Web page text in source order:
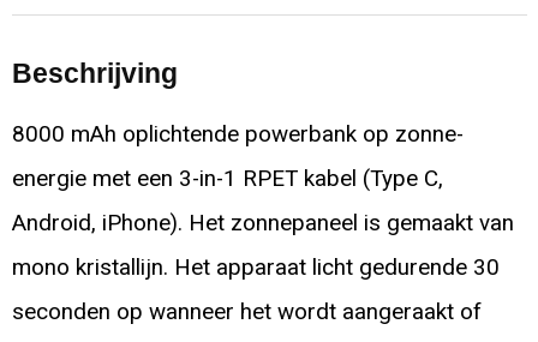
Beschrijving
8000 mAh oplichtende powerbank op zonne-
energie met een 3-in-1 RPET kabel (Type C,
Android, iPhone). Het zonnepaneel is gemaakt van
mono kristallijn. Het apparaat licht gedurende 30
seconden op wanneer het wordt aangeraakt of